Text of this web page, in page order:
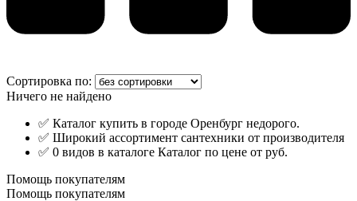
Сортировка по:
Ничего не найдено
✅ Каталог купить в городе Оренбург недорого.
✅ Широкий ассортимент сантехники от производителя
✅ 0 видов в каталоге Каталог по цене от руб.
Помощь покупателям
Помощь покупателям